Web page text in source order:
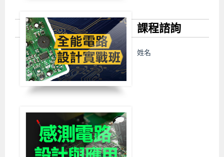
課程諮詢
姓名